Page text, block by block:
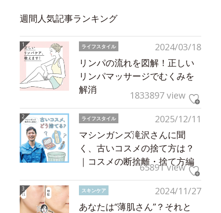
週間人気記事ランキング
2024/03/18
ライフスタイル
リンパの流れを図解！正しい
リンパマッサージでむくみを
解消
1833897 view
2025/12/11
ライフスタイル
マシンガンズ滝沢さんに聞
く、古いコスメの捨て方は？
｜コスメの断捨離・捨て方編
65891 view
2024/11/27
スキンケア
あなたは“薄肌さん”？それと